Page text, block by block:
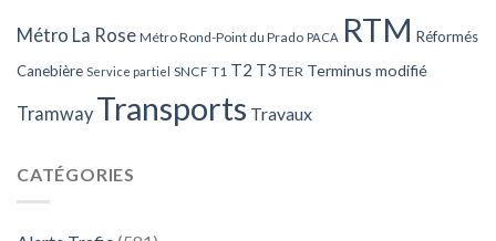
Métro La Rose Métro Rond-Point du Prado PACA RTM Réformés
Canebière Service partiel SNCF T1 T2 T3 TER Terminus modifié
Tramway Transports Travaux
CATÉGORIES